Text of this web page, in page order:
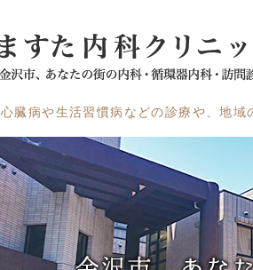
心臓病や生活習慣病などの診療や、地域